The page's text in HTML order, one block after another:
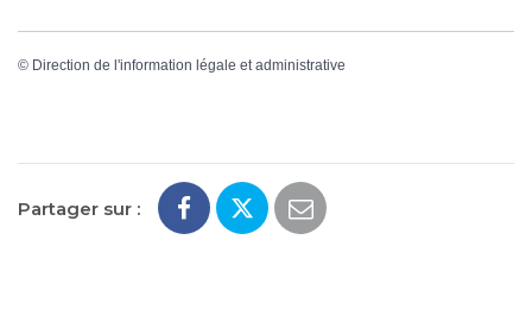
© Direction de l'information légale et administrative
Partager sur :